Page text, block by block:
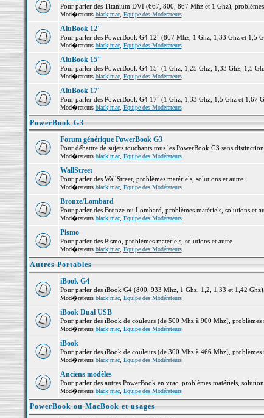
Pour parler des Titanium DVI (667, 800, 867 Mhz et 1 Ghz), problèmes
Mod�rateurs blackjmac, Equipe des Modérateurs
AluBook 12"
Pour parler des PowerBook G4 12" (867 Mhz, 1 Ghz, 1,33 Ghz et 1,5
Mod�rateurs blackjmac, Equipe des Modérateurs
AluBook 15"
Pour parler des PowerBook G4 15" (1 Ghz, 1,25 Ghz, 1,33 Ghz, 1,5
Mod�rateurs blackjmac, Equipe des Modérateurs
AluBook 17"
Pour parler des PowerBook G4 17" (1 Ghz, 1,33 Ghz, 1,5 Ghz et 1,67
Mod�rateurs blackjmac, Equipe des Modérateurs
PowerBook G3
Forum générique PowerBook G3
Pour débattre de sujets touchants tous les PowerBook G3 sans distinction
Mod�rateurs blackjmac, Equipe des Modérateurs
WallStreet
Pour parler des WallStreet, problèmes matériels, solutions et autre.
Mod�rateurs blackjmac, Equipe des Modérateurs
Bronze/Lombard
Pour parler des Bronze ou Lombard, problèmes matériels, solutions et
Mod�rateurs blackjmac, Equipe des Modérateurs
Pismo
Pour parler des Pismo, problèmes matériels, solutions et autre.
Mod�rateurs blackjmac, Equipe des Modérateurs
Autres Portables
iBook G4
Pour parler des iBook G4 (800, 933 Mhz, 1 Ghz, 1,2, 1,33 et 1,42
Mod�rateurs blackjmac, Equipe des Modérateurs
iBook Dual USB
Pour parler des iBook de couleurs (de 500 Mhz à 900 Mhz), problèmes
Mod�rateurs blackjmac, Equipe des Modérateurs
iBook
Pour parler des iBook de couleurs (de 300 Mhz à 466 Mhz), problèmes
Mod�rateurs blackjmac, Equipe des Modérateurs
Anciens modèles
Pour parler des autres PowerBook en vrac, problèmes matériels,
Mod�rateurs blackjmac, Equipe des Modérateurs
PowerBook ou MacBook et usages